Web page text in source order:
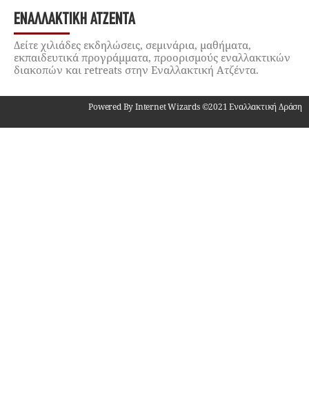
ΕΝΑΛΛΑΚΤΙΚΉ ΑΤΖΈΝΤΑ
Δείτε χιλιάδες εκδηλώσεις, σεμινάρια, μαθήματα,
εκπαιδευτικά προγράμματα, προορισμούς εναλλακτικών
διακοπών και retreats στην Εναλλακτική Ατζέντα.
Powered By Internet Wizards ©2021 Εναλλακτική Δράση